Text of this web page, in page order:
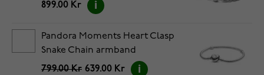
899.00 Kr
Pandora Moments Heart Clasp
Snake Chain armband
5594594C00-16
799.00 Kr 639.00 Kr